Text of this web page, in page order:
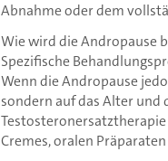
Abnahme oder dem
Wie wird die Andropause
Spezifische
Wenn die Andropause
sondern auf das Alter
Cremes, oralen